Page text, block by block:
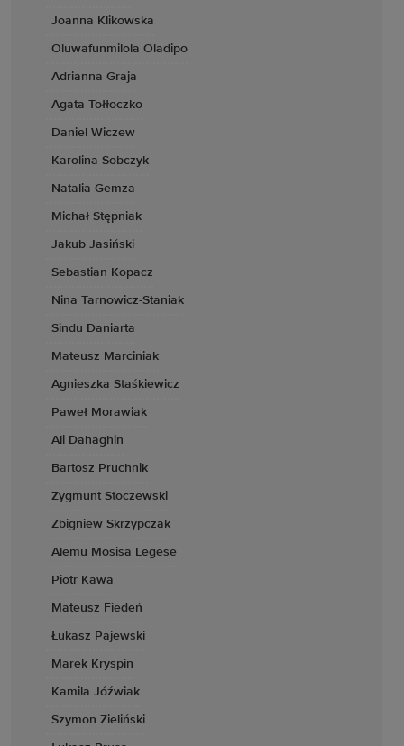
Joanna Klikowska
Oluwafunmilola Oladipo
Adrianna Graja
Agata Tołłoczko
Daniel Wiczew
Karolina Sobczyk
Natalia Gemza
Michał Stępniak
Jakub Jasiński
Sebastian Kopacz
Nina Tarnowicz-Staniak
Sindu Daniarta
Mateusz Marciniak
Agnieszka Staśkiewicz
Paweł Morawiak
Ali Dahaghin
Bartosz Pruchnik
Zygmunt Stoczewski
Zbigniew Skrzypczak
Alemu Mosisa Legese
Piotr Kawa
Mateusz Fiedeń
Łukasz Pajewski
Marek Kryspin
Kamila Jóźwiak
Szymon Zieliński